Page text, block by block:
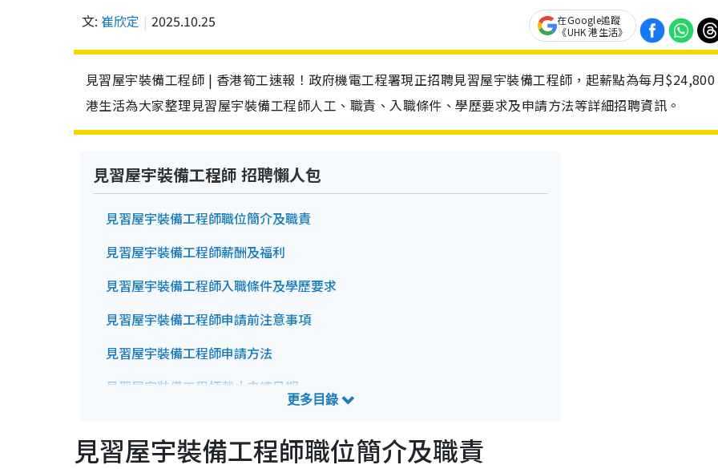
文: 崔欣定 2025.10.25
在Google追蹤
《UHK 港生活》
見習屋宇裝備工程師 | 香港筍工速報！政府機電工程署現正招聘見習屋宇裝備工程師，起薪點為每月$24,800
港生活為大家整理見習屋宇裝備工程師人工、職責、入職條件、學歷要求及申請方法等詳細招聘資訊。
見習屋宇裝備工程師 招聘懶人包
見習屋宇裝備工程師職位簡介及職責
見習屋宇裝備工程師薪酬及福利
見習屋宇裝備工程師入職條件及學歷要求
見習屋宇裝備工程師申請前注意事項
見習屋宇裝備工程師申請方法
見習屋宇裝備工程師截止申請日期
見習屋宇裝備工程師職位簡介及職責